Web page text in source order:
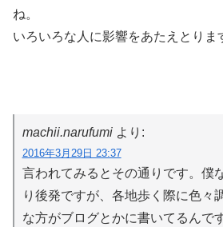
ね。
いろいろな人に影響をあたえとりま
machii.narufumi より:
2016年3月29日 23:37
言われてみるとその通りです。僕
り後発ですが、各地歩く際に色々
な方がブログとかに書いてるんで